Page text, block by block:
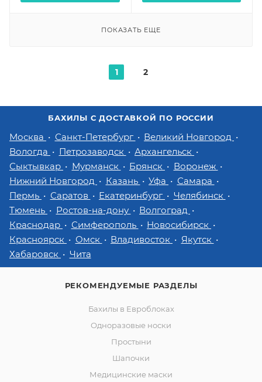
ПОКАЗАТЬ ЕЩЕ
1 2
БАХИЛЫ С ДОСТАВКОЙ ПО РОССИИ
Москва Санкт-Петербург
Великий Новгород
Вологда
Петрозаводск
Архангельск
Сыктывкар
Мурманск Брянск
Воронеж
Нижний Новгород
Казань Уфа
Самара
Пермь
Саратов Екатеринбург
Челябинск
Тюмень
Ростов-на-дону
Волгоград
Краснодар
Симферополь
Новосибирск
Красноярск
Омск Владивосток
Якутск
Хабаровск
Чита
РЕКОМЕНДУЕМЫЕ РАЗДЕЛЫ
Бахилы в Евроблоках
Одноразовые носки
Простыни
Шапочки
Медицинские маски